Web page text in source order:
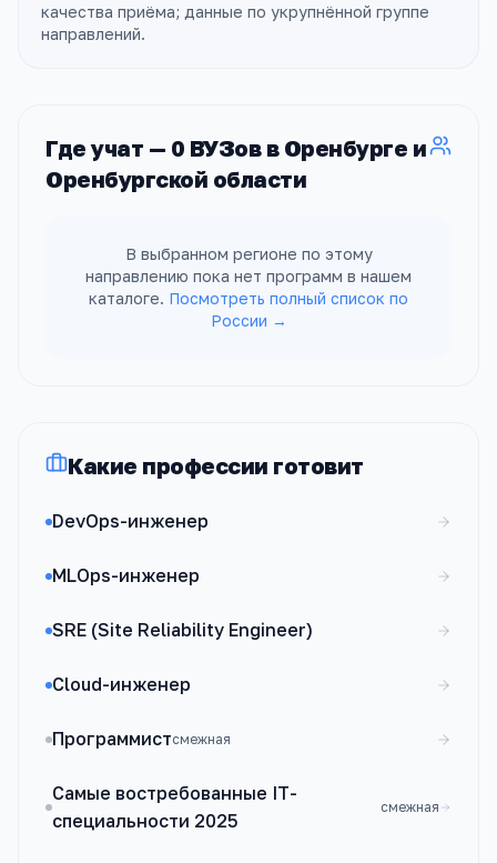
качества приёма; данные по укрупнённой группе
направлений.
Где учат — 0 ВУЗов в Оренбурге и
Оренбургской области
В выбранном регионе по этому
направлению пока нет программ в нашем
каталоге. Посмотреть полный список по
России →
Какие профессии готовит
DevOps-инженер
MLOps-инженер
SRE (Site Reliability Engineer)
Cloud-инженер
Программистсмежная
Самые востребованные IT-
специальности 2025
смежная